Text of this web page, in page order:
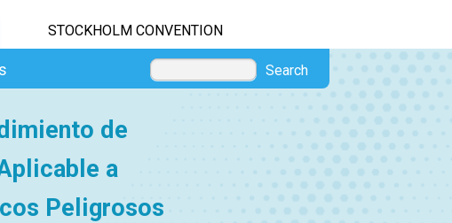
STOCKHOLM CONVENTION
Search
de
a
Peligrosos